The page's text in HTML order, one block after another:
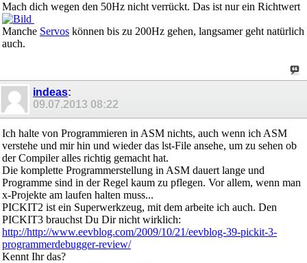
Mach dich wegen den 50Hz nicht verrückt. Das ist nur ein Richtwert
Manche Servos können bis zu 200Hz gehen, langsamer geht natürlich
auch.
indeas:
09.07.2013 08:22
Ich halte von Programmieren in ASM nichts, auch wenn ich ASM
verstehe und mir hin und wieder das lst-File ansehe, um zu sehen ob
der Compiler alles richtig gemacht hat.
Die komplette Programmerstellung in ASM dauert lange und
Programme sind in der Regel kaum zu pflegen. Vor allem, wenn man
x-Projekte am laufen halten muss...
PICKIT2 ist ein Superwerkzeug, mit dem arbeite ich auch. Den
PICKIT3 brauchst Du Dir nicht wirklich:
http://http://www.eevblog.com/2009/10/21/eevblog-39-pickit-3-
programmerdebugger-review/
Kennt Ihr das?